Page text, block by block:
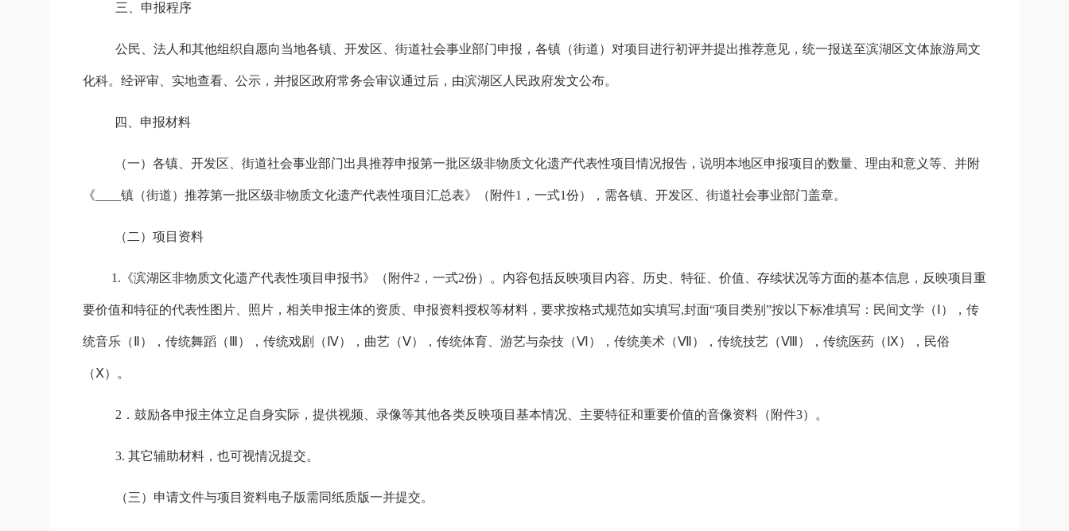
三、申报程序
公民、法人和其他组织自愿向当地各镇、开发区、街道社会事业部门申报，各镇（街道）对项目进行初评并提出推荐意见，统一报送至滨湖 区文体旅游局文
化科。经评审、 实地查看、 公示，并报区政府常务会审议通过后，由滨湖 区人民政府发文公布。
四、申报材料
（一） 各镇、开发区、街道社会事业部门出具推荐申报第一批区级非物质文化遗产代表性项目情况报告，说明本地区申报项目的数量、理由和意义等、并附
《____镇（街道）推荐第一批区级非物质文化遗产代表性项目汇总表》（附件1 ， 一式1份） ，需各镇、开发区、街道社会事业部门盖章。
（二）项目资料
1. 《滨湖 区非物质文化遗产代表性项目申报书》（附件2 ， 一式2份） 。内容包括反映项目内容、历史、特征、价值、存续状况等方面的基本信息，反映项目重
要价值和特征的代表性图片、照片，相关申报主体的资质、申报资料授权等材料， 要求按格式规范如实填写,封面“项目类别”按以下标准填写：民间文学（Ⅰ），传
统音乐（Ⅱ），传统舞蹈（Ⅲ），传统戏剧（Ⅳ），曲艺（Ⅴ），传统体育、游艺与杂技（Ⅵ），传统美术（Ⅶ），传统技艺（Ⅷ），传统医药（Ⅸ），民俗
（Ⅹ）。
2 ．鼓励各申报主体立足自身实际，提供视频、录像等其他各类反映项目基本情况、主要特征和重要价值的音像资料（附件3）。
3. 其它辅助材料，也可视情况提交。
（三）申请文件与项目资料电子版需同纸质版一并提交。